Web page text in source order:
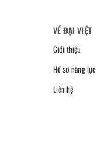
VỀ ĐẠI VIỆT
Giới thiệu
Hồ sơ năng lực
Liên hệ